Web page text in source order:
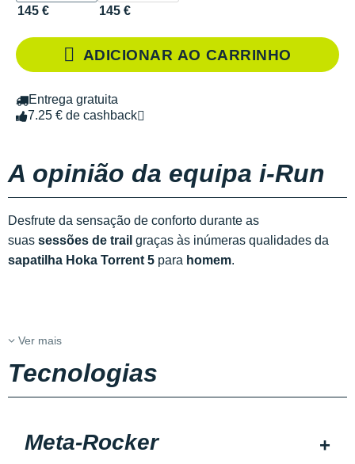
145 € 145 €
ADICIONAR AO CARRINHO
Entrega gratuita
7.25 € de cashback
A opinião da equipa i-Run
Desfrute da sensação de conforto durante as
suas sessões de trail graças às inúmeras qualidades da
sapatilha Hoka Torrent 5 para homem.
Ver mais
Tecnologias
Meta-Rocker